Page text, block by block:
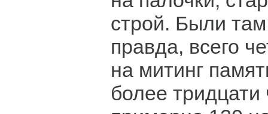
строй. Были
правда, всего
на митинг
более тридцати